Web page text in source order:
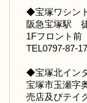
◆宝塚ワシン
阪急宝塚駅
1Fフロント前
TEL0797-87-
◆宝塚北イン
宝塚市玉瀬字
売店及びテイ